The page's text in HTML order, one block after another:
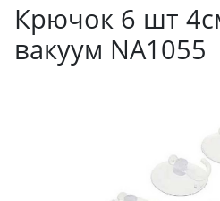
Крючок 6 шт
вакуум NA1055